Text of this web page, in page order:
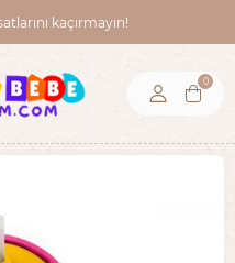
kaçırmayın!
0